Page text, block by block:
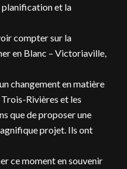
planification et la
compter sur la
en Blanc – Victoriaville,
changement en matière
Trois-Rivières et les
que de proposer une
projet. Ils ont
ce moment en souvenir